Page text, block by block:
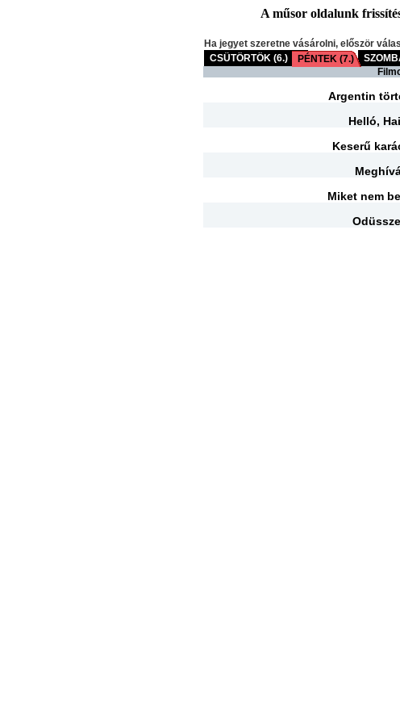
A műsor oldalunk
Ha jegyet szeretne vásárolni, először
CSÜTÖRTÖK (6.)
PÉNTEK (7.)
Argentin
Helló,
Keserű
Miket nem